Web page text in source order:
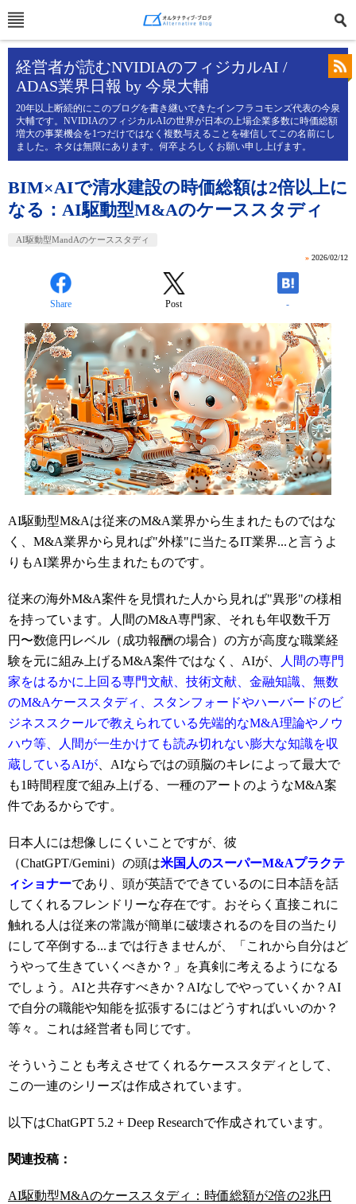
経営者が読むNVIDIAのフィジカルAI /
ADAS業界日報 by 今泉大輔
20年以上断続的にこのブログを書き継いできたインフラコモンズ代表の今泉
大輔です。NVIDIAのフィジカルAIの世界が日本の上場企業多数に時価総額
増大の事業機会を1つだけではなく複数与えることを確信してこの名前にし
ました。ネタは無限にあります。何卒よろしくお願い申し上げます。
BIM×AIで清水建設の時価総額は2倍以上に
なる：AI駆動型M&Aのケーススタディ
AI駆動型MandAのケーススタディ
» 2026/02/12
Share Post -
AI駆動型M&Aは従来のM&A業界から生まれたものではな
く、M&A業界から見れば"外様"に当たるIT業界...と言うよ
りもAI業界から生まれたものです。
従来の海外M&A案件を見慣れた人から見れば"異形"の様相
を持っています。人間のM&A専門家、それも年収数千万
円〜数億円レベル（成功報酬の場合）の方が高度な職業経
験を元に組み上げるM&A案件ではなく、AIが、
人間の専門
家をはるかに上回る専門文献、技術文献、金融知識、無数
のM&Aケーススタディ、スタンフォードやハーバードのビ
ジネススクールで教えられている先端的なM&A理論やノウ
ハウ等、人間が一生かけても読み切れない膨大な知識を収
蔵しているAIが 、AIならではの頭脳のキレによって最大で
も1時間程度で組み上げる、一種のアートのようなM&A案
件であるからです。
日本人には想像しにくいことですが、彼
（ChatGPT/Gemini）の頭は米国人のスーパーM&Aプラクテ
ィショナーであり、頭が英語でできているのに日本語を話
してくれるフレンドリーな存在です。おそらく直接これに
触れる人は従来の常識が簡単に破壊されるのを目の当たり
にして卒倒する...までは行きませんが、
「これから自分はど
うやって生きていくべきか？」を真剣に考えるようになる
でしょう。AIと共存すべきか？AIなしでやっていくか？AI
で自分の職能や知能を拡張するにはどうすればいいのか？
等々。これは経営者も同じです。
そういうことも考えさせてくれるケーススタディとして、
この一連のシリーズは作成されています。
以下はChatGPT 5.2 + Deep Researchで作成されています。
関連投稿：
AI駆動型M&Aのケーススタディ：時価総額が2倍の2兆円